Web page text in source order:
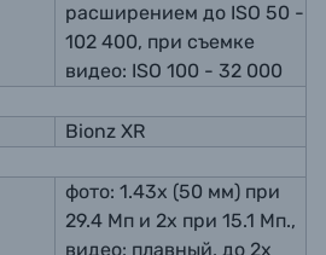
расширением до ISO 50 -
102 400, при съемке
видео: ISO 100 - 32 000
Bionz XR
фото: 1.43х (50 мм) при
29.4 Мп и 2х при 15.1 Мп.,
видео: плавный, до 2х